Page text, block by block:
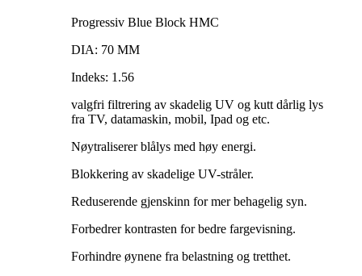
Progressiv Blue Block HMC
DIA: 70 MM
Indeks: 1.56
valgfri filtrering av skadelig UV og kutt dårlig lys
fra TV, datamaskin, mobil, Ipad og etc.
Nøytraliserer blålys med høy energi.
Blokkering av skadelige UV-stråler.
Reduserende gjenskinn for mer behagelig syn.
Forbedrer kontrasten for bedre fargevisning.
Forhindre øynene fra belastning og tretthet.